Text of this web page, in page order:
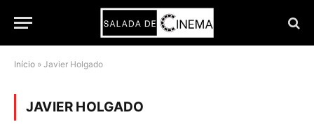
Início » Javier Holgado
JAVIER HOLGADO